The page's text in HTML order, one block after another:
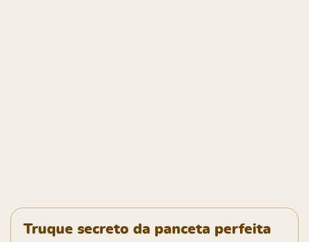
Truque secreto da panceta perfeita